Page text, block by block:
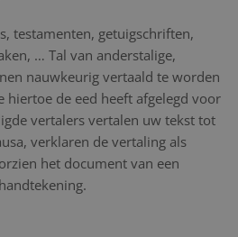
testamenten, getuigschriften,
… Tal van anderstalige,
nauwkeurig vertaald te worden
hiertoe de eed heeft afgelegd voor
vertalers vertalen uw tekst tot
verklaren de vertaling als
het document van een